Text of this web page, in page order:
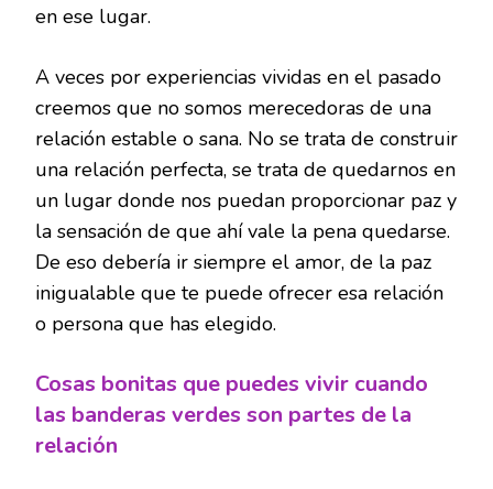
en ese lugar.
A veces por experiencias vividas en el pasado
creemos que no somos merecedoras de una
relación estable o sana. No se trata de construir
una relación perfecta, se trata de quedarnos en
un lugar donde nos puedan proporcionar paz y
la sensación de que ahí vale la pena quedarse.
De eso debería ir siempre el amor, de la paz
inigualable que te puede ofrecer esa relación
o persona que has elegido.
Cosas bonitas que puedes vivir cuando
las banderas verdes son partes de la
relación